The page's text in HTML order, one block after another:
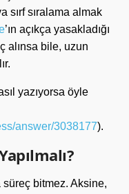
sırf sıralama almak
’ın açıkça yasakladığı
alınsa bile, uzun
yazıyorsa öyle
answer/3038177).
bitmez. Aksine,